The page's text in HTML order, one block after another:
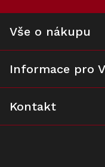
Vše o nákupu
Informace pro
Kontakt